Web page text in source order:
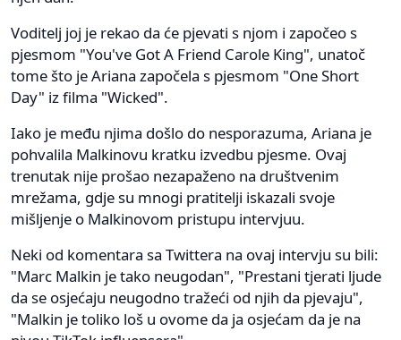
Voditelj joj je rekao da će pjevati s njom i započeo s
pjesmom "You've Got A Friend Carole King", unatoč
tome što je Ariana započela s pjesmom "One Short
Day" iz filma "Wicked".
Iako je među njima došlo do nesporazuma, Ariana je
pohvalila Malkinovu kratku izvedbu pjesme. Ovaj
trenutak nije prošao nezapaženo na društvenim
mrežama, gdje su mnogi pratitelji iskazali svoje
mišljenje o Malkinovom pristupu intervjuu.
Neki od komentara sa Twittera na ovaj intervju su bili:
"Marc Malkin je tako neugodan", "Prestani tjerati ljude
da se osjećaju neugodno tražeći od njih da pjevaju",
"Malkin je toliko loš u ovome da ja osjećam da je na